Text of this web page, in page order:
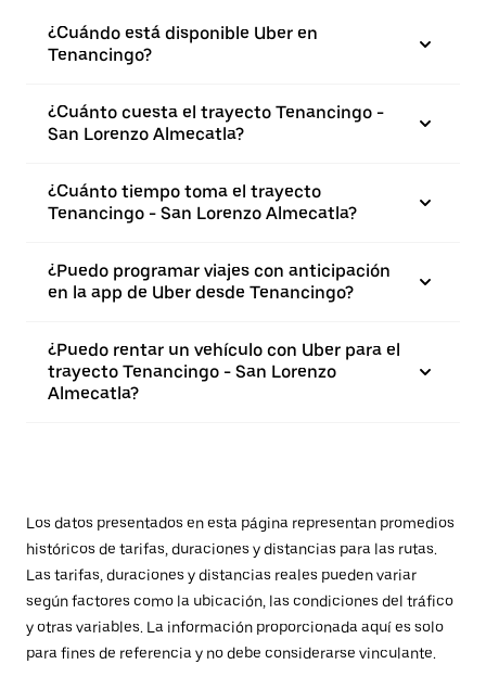
¿Cuándo está disponible Uber en
Tenancingo?
¿Cuánto cuesta el trayecto Tenancingo -
San Lorenzo Almecatla?
¿Cuánto tiempo toma el trayecto
Tenancingo - San Lorenzo Almecatla?
¿Puedo programar viajes con anticipación
en la app de Uber desde Tenancingo?
¿Puedo rentar un vehículo con Uber para el
trayecto Tenancingo - San Lorenzo
Almecatla?
Los datos presentados en esta página representan promedios
históricos de tarifas, duraciones y distancias para las rutas.
Las tarifas, duraciones y distancias reales pueden variar
según factores como la ubicación, las condiciones del tráfico
y otras variables. La información proporcionada aquí es solo
para fines de referencia y no debe considerarse vinculante.